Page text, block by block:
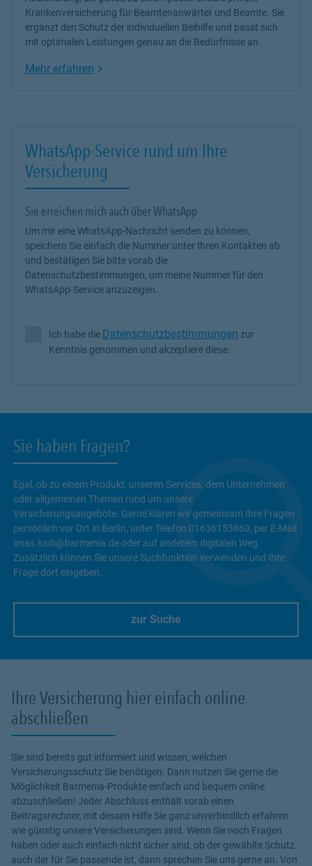
Krankenversicherung für Beamtenanwärter und Beamte. Sie
ergänzt den Schutz der individuellen Beihilfe und passt sich
mit optimalen Leistungen genau an die Bedürfnisse an.
Mehr erfahren Link Opens in New Tab
WhatsApp-Service rund um Ihre
Versicherung
Sie erreichen mich auch über WhatsApp
Um mir eine WhatsApp-Nachricht senden zu können,
speichern Sie einfach die Nummer unter Ihren Kontakten ab
und bestätigen Sie bitte vorab die
Datenschutzbestimmungen, um meine Nummer für den
WhatsApp-Service anzuzeigen.
Ich habe die Datenschutzbestimmungen zur Kenntnis
Ich habe die Datenschutzbestimmungen zur
Kenntnis genommen und akzeptiere diese.
Sie haben Fragen?
Egal, ob zu einem Produkt, unseren Services, dem Unternehmen
oder allgemeinen Themen rund um unsere
Versicherungsangebote. Gerne klären wir gemeinsam Ihre Fragen
persönlich vor Ort in Berlin, unter Telefon 01636153860, per E-Mail
anas.kadi@barmenia.de oder auf anderem digitalen Weg.
Zusätzlich können Sie unsere Suchfunktion verwenden und Ihre
Frage dort eingeben.
zur Suche
Ihre Versicherung hier einfach online
abschließen
Sie sind bereits gut informiert und wissen, welchen
Versicherungsschutz Sie benötigen. Dann nutzen Sie gerne die
Möglichkeit Barmenia-Produkte einfach und bequem online
abzuschließen! Jeder Abschluss enthält vorab einen
Beitragsrechner, mit dessen Hilfe Sie ganz unverbindlich erfahren
wie günstig unsere Versicherungen sind. Wenn Sie noch Fragen
haben oder auch einfach nicht sicher sind, ob der gewählte Schutz
auch der für Sie passende ist, dann sprechen Sie uns gerne an. Von